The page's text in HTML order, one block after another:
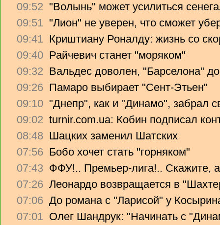
09:52 "Волынь" может усилиться
09:51 "Лион" не уверен, что сможет
09:41 Криштиану Роналду: жизнь со
09:40 Райчевич станет "моряком"
09:32 Вальдес доволен, "Барселона"
09:26 Памаро выбирает "Сент-Этьен"
09:10 "Днепр", как и "Динамо", забрал
09:02 turnir.com.ua: Кобин подписал
08:48 Шацких заменил Шатских
07:56 Бобо хочет стать "горняком"
07:43 ФФУ!.. Премьер-лига!.. Скажите,
07:26 Леонардо возвращается в
07:06 До романа с "Ларисой" у
07:01 Олег Шандрук: "Начинать с